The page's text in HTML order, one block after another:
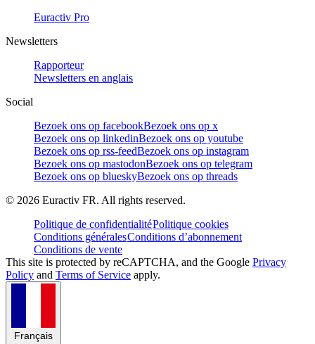
Euractiv Pro
Newsletters
Rapporteur
Newsletters en anglais
Social
Bezoek ons op facebookBezoek ons op x
Bezoek ons op linkedinBezoek ons op youtube
Bezoek ons op rss-feedBezoek ons op instagram
Bezoek ons op mastodonBezoek ons op telegram
Bezoek ons op blueskyBezoek ons op threads
© 2026 Euractiv FR. All rights reserved.
Politique de confidentialitéPolitique cookies
Conditions généralesConditions d’abonnement
Conditions de vente
This site is protected by reCAPTCHA, and the Google Privacy
Policy and Terms of Service apply.
Français